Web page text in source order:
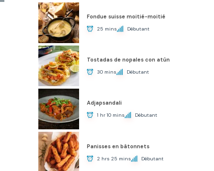
Fondue suisse moitié-moitié
25 mins Débutant
Tostadas de nopales con atún
30 mins Débutant
Adjapsandali
1 hr 10 mins Débutant
Panisses en bâtonnets
2 hrs 25 mins Débutant